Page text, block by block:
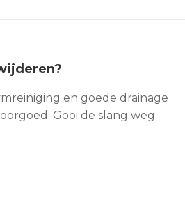
en goede drainage
Gooi de slang weg.